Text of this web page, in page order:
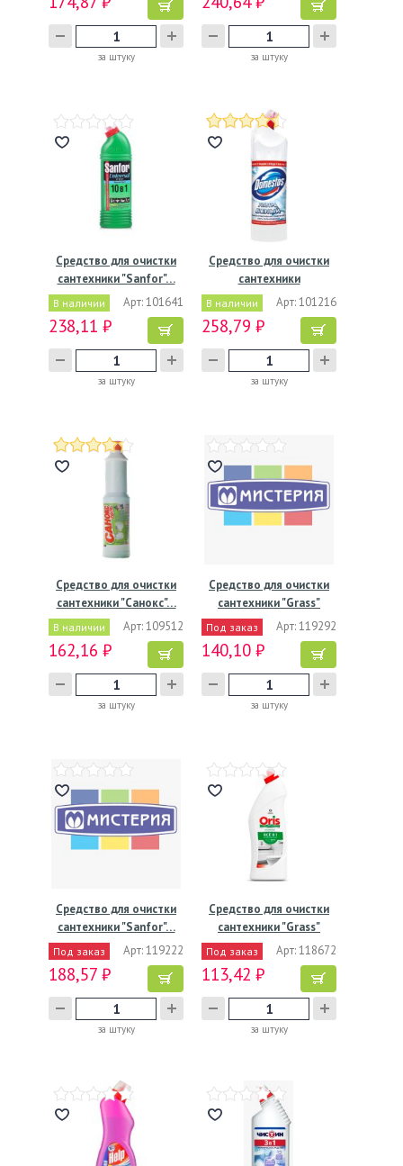
за штуку за штуку
Средство для очистки
сантехники "Sanfor"…
В наличии Арт: 101641
238,11 ₽
за штуку
Средство для очистки
сантехники
"Domestos"…
В наличии Арт: 101216
258,79 ₽
за штуку
Средство для очистки
сантехники "Санокс"…
В наличии Арт: 109512
162,16 ₽
за штуку
Средство для очистки
сантехники "Grass"
Oris…
Под заказ Арт: 119292
140,10 ₽
за штуку
Средство для очистки
сантехники "Sanfor"…
Под заказ Арт: 119222
188,57 ₽
за штуку
Средство для очистки
сантехники "Grass"
Oris…
Под заказ Арт: 118672
113,42 ₽
за штуку